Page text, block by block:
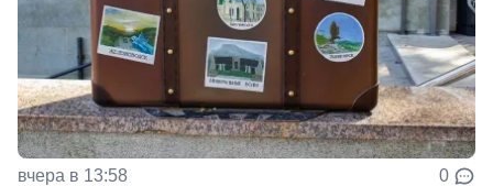
вчера в 13:58 0